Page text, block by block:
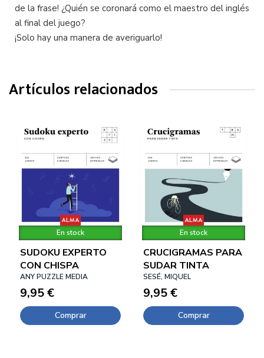
de la frase! ¿Quién se coronará como el maestro del inglés
al final del juego?
¡Solo hay una manera de averiguarlo!
Artículos relacionados
En stock
SUDOKU EXPERTO
CON CHISPA
ANY PUZZLE MEDIA
9,95 €
Comprar
En stock
CRUCIGRAMAS PARA
SUDAR TINTA
SESÉ, MIQUEL
9,95 €
Comprar